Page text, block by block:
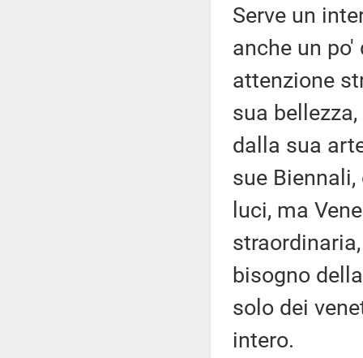
Serve un
anche un
attenzione
sua
dalla sua
sue
luci, ma
bisogno
solo dei
intero.